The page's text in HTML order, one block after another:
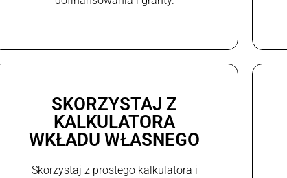
SKORZYSTAJ Z
KALKULATORA
WKŁADU WŁASNEGO
Skorzystaj z prostego kalkulatora i